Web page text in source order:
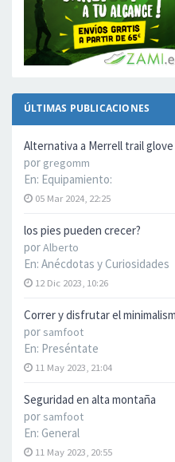
ÚLTIMAS PUBLICACIONES
Alternativa a Merrell trail glove
por gregomm
En: Equipamiento:
05 Mar 2024, 22:25
los pies pueden crecer?
porAlberto
En: Anécdotas y Curiosidades
12 Dic 2023, 10:26
Correr y disfrutar el
por samfoot
En: Preséntate
11 May 2023, 21:04
Seguridad en alta montaña
por samfoot
En: General
11 May 2023, 20:55